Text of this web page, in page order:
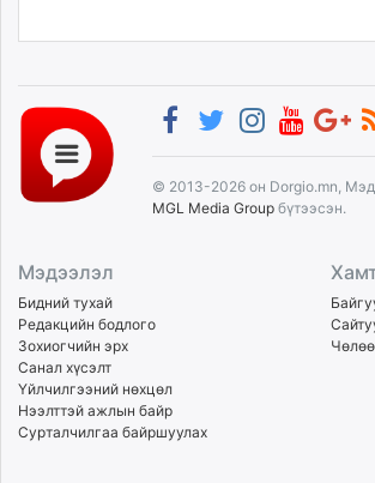
© 2013-2026 он Dorgio.mn,
MGL Media Group бүтээсэн.
Мэдээлэл
Бидний тухай
Редакцийн бодлого
Зохиогчийн эрх
Санал хүсэлт
Үйлчилгээний нөхцөл
Нээлттэй ажлын байр
Сурталчилгаа байршуулах